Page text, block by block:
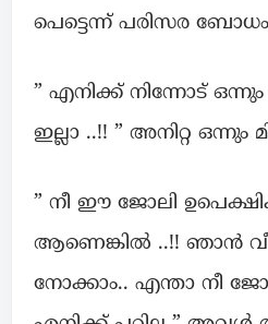
പെട്ടെന്ന് പരിസര
” എനിക്ക് നിന്നോട്
ഇല്ലാ ..!! ” അനിറ്റ ഒന്നും
” നീ ഈ ജോലി
ആണെങ്കിൽ ..!! ഞാൻ
നോക്കാം.. എന്താ നീ